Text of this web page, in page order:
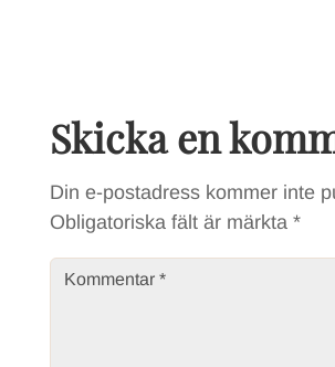
Skicka en
Din e-postadress kommer inte
Obligatoriska fält är märkta *